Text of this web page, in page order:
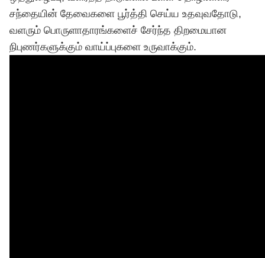
சந்தையின் தேவைகளை பூர்த்தி செய்ய உதவுவதோடு,
வளரும் பொருளாதாரங்களைச் சேர்ந்த திறமையான
நிபுணர்களுக்கும் வாய்ப்புகளை உருவாக்கும்.